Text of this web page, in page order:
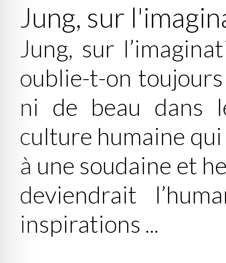
Jung, sur
Jung, sur
oublie-t-on toujours
ni de beau dans
culture humaine
à une soudaine et
deviendrait
inspirations ...